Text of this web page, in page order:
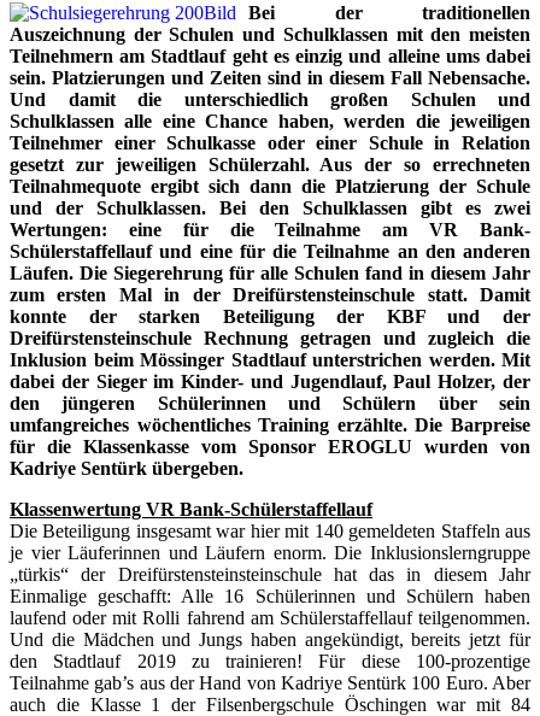
Bei der traditionellen
Auszeichnung der Schulen und Schulklassen mit den meisten
Teilnehmern am Stadtlauf geht es einzig und alleine ums dabei
sein. Platzierungen und Zeiten sind in diesem Fall Nebensache.
Und damit die unterschiedlich großen Schulen und
Schulklassen alle eine Chance haben, werden die jeweiligen
Teilnehmer einer Schulkasse oder einer Schule in Relation
gesetzt zur jeweiligen Schülerzahl. Aus der so errechneten
Teilnahmequote ergibt sich dann die Platzierung der Schule
und der Schulklassen. Bei den Schulklassen gibt es zwei
Wertungen: eine für die Teilnahme am VR Bank-
Schülerstaffellauf und eine für die Teilnahme an den anderen
Läufen. Die Siegerehrung für alle Schulen fand in diesem Jahr
zum ersten Mal in der Dreifürstensteinschule statt. Damit
konnte der starken Beteiligung der KBF und der
Dreifürstensteinschule Rechnung getragen und zugleich die
Inklusion beim Mössinger Stadtlauf unterstrichen werden. Mit
dabei der Sieger im Kinder- und Jugendlauf, Paul Holzer, der
den jüngeren Schülerinnen und Schülern über sein
umfangreiches wöchentliches Training erzählte. Die Barpreise
für die Klassenkasse vom Sponsor EROGLU wurden von
Kadriye Sentürk übergeben.
Klassenwertung VR Bank-Schülerstaffellauf
Die Beteiligung insgesamt war hier mit 140 gemeldeten Staffeln aus
je vier Läuferinnen und Läufern enorm. Die Inklusionslerngruppe
„türkis“ der Dreifürstensteinsteinschule hat das in diesem Jahr
Einmalige geschafft: Alle 16 Schülerinnen und Schülern haben
laufend oder mit Rolli fahrend am Schülerstaffellauf teilgenommen.
Und die Mädchen und Jungs haben angekündigt, bereits jetzt für
den Stadtlauf 2019 zu trainieren! Für diese 100-prozentige
Teilnahme gab’s aus der Hand von Kadriye Sentürk 100 Euro. Aber
auch die Klasse 1 der Filsenbergschule Öschingen war mit 84